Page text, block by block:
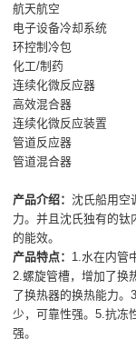
航天航空
电子设备冷却系统
环控制冷包
化工/制药
连续化微反应器
高效混合器
连续化微反应装置
管道反应器
管道混合器
产品介绍：沈氏船用空
力。并且沈氏独有的钛
的能效。
产品特点： 1.水在内管
2.螺旋管槽，增加了换
了换热器的换热能力。
少，可靠性强。5.抗冻
强。